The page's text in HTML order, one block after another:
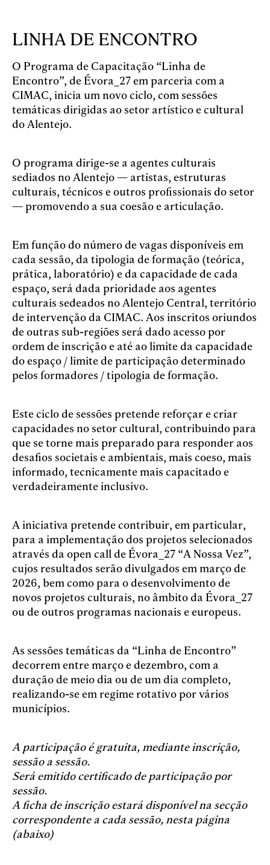
LINHA DE ENCONTRO
O Programa de Capacitação “Linha de
Encontro”, de Évora_27 em parceria com a
CIMAC, inicia um novo ciclo, com sessões
temáticas dirigidas ao setor artístico e cultural
do Alentejo.
O programa dirige-se a agentes culturais
sediados no Alentejo — artistas, estruturas
culturais, técnicos e outros profissionais do setor
— promovendo a sua coesão e articulação.
Em função do número de vagas disponíveis em
cada sessão, da tipologia de formação (teórica,
prática, laboratório) e da capacidade de cada
espaço, será dada prioridade aos agentes
culturais sedeados no Alentejo Central, território
de intervenção da CIMAC. Aos inscritos oriundos
de outras sub-regiões será dado acesso por
ordem de inscrição e até ao limite da capacidade
do espaço / limite de participação determinado
pelos formadores / tipologia de formação.
Este ciclo de sessões pretende reforçar e criar
capacidades no setor cultural, contribuindo para
que se torne mais preparado para responder aos
desafios societais e ambientais, mais coeso, mais
informado, tecnicamente mais capacitado e
verdadeiramente inclusivo.
A iniciativa pretende contribuir, em particular,
para a implementação dos projetos selecionados
através da open call de Évora_27 “A Nossa Vez”,
cujos resultados serão divulgados em março de
2026, bem como para o desenvolvimento de
novos projetos culturais, no âmbito da Évora_27
ou de outros programas nacionais e europeus.
As sessões temáticas da “Linha de Encontro”
decorrem entre março e dezembro, com a
duração de meio dia ou de um dia completo,
realizando-se em regime rotativo por vários
municípios.
A participação é gratuita, mediante inscrição,
sessão a sessão.
Será emitido certificado de participação por
sessão.
A ficha de inscrição estará disponível na secção
correspondente a cada sessão, nesta página
(abaixo)